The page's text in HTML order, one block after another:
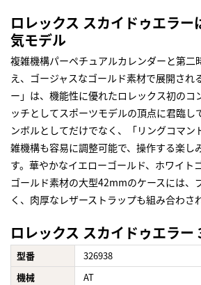
ロレックス スカイドゥエラー
気モデル
複雑機構パーペチュアルカレンダーと第二
え、ゴージャスなゴールド素材で展開され
ー」は、機能性に優れたロレックス初のコ
ッチとしてスポーツモデルの頂点に君臨し
ンボルとしてだけでなく、「リングコマン
雑機構も容易に調整可能で、操作する楽し
す。華やかなイエローゴールド、ホワイト
ゴールド素材の大型42mmのケースには、
く、肉厚なレザーストラップも組み合わさ
ロレックス スカイドゥエラ
型番
326938
機械
AT